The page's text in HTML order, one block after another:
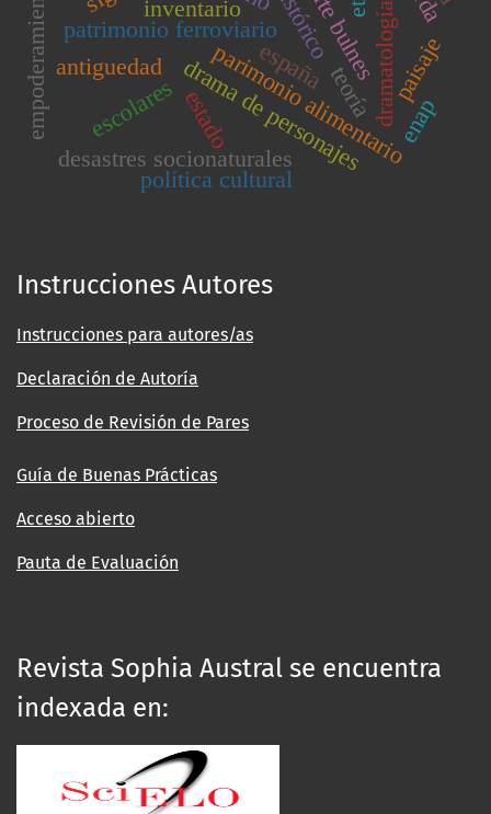
escolares parimonio alimentario
patrimonio ferroviario dramatología
drama de personajes
desastres socionaturales
antiguedad
inventario
estado
política cultural
españa paisaje
enap
empoderamiento teoría
Instrucciones Autores
Instrucciones para autores/as
Declaración de Autoría
Proceso de Revisión de Pares
Guía de Buenas Prácticas
Acceso abierto
Pauta de Evaluación
Revista Sophia Austral se encuentra
indexada en: